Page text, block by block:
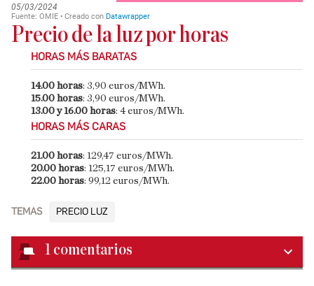
Precio de la luz por horas
HORAS MÁS BARATAS
14.00 horas: 3,90 euros/MWh.
15.00 horas: 3,90 euros/MWh.
13.00 y 16.00 horas: 4 euros/MWh.
HORAS MÁS CARAS
21.00 horas: 129,47 euros/MWh.
20.00 horas: 125,17 euros/MWh.
22.00 horas: 99,12 euros/MWh.
TEMAS PRECIO LUZ
1 comentarios